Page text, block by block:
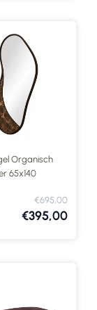
Organisch
65x140
€695,00
€395,00